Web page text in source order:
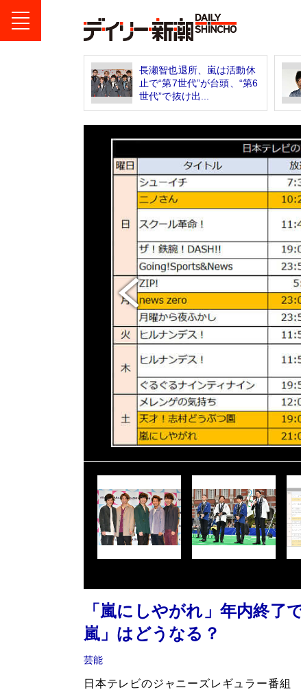
長瀬智也退所、嵐は活動休
止で“第7世代”が台頭、“第6
世代”で抜け出...
「嵐にしやがれ」年内終了
嵐」はどうなる？
芸能
日本テレビのジャニーズレギュラー番組